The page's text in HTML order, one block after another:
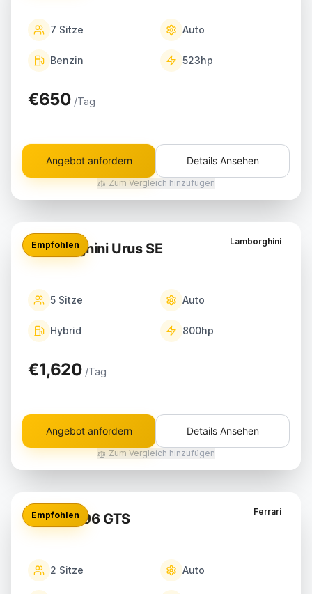
7 Sitze Auto
Benzin 523hp
€650 /Tag
Angebot anfordern Details Ansehen
Zum Vergleich hinzufügen
Empfohlen Lamborghini
Lamborghini Urus SE
5 Sitze Auto
Hybrid 800hp
€1,620 /Tag
Angebot anfordern Details Ansehen
Zum Vergleich hinzufügen
Empfohlen Ferrari
Ferrari 296 GTS
2 Sitze Auto